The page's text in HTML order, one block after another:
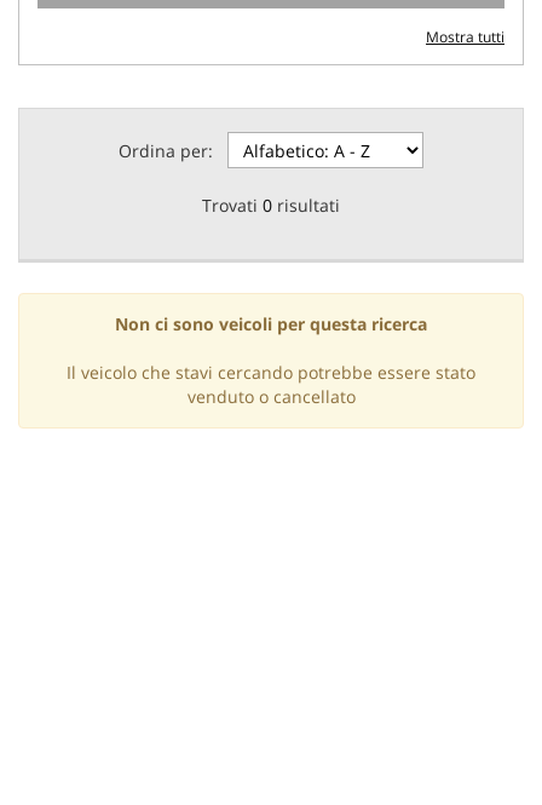
Mostra tutti
Ordina per:
Trovati 0 risultati
Non ci sono veicoli per questa ricerca
Il veicolo che stavi cercando potrebbe essere stato
venduto o cancellato